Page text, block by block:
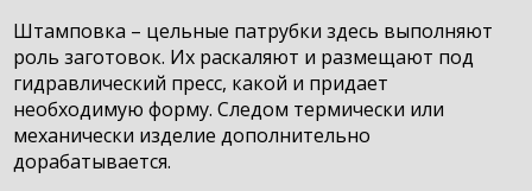
Штамповка – цельные патрубки здесь выполняют
роль заготовок. Их раскаляют и размещают под
гидравлический пресс, какой и придает
необходимую форму. Следом термически или
механически изделие дополнительно
дорабатывается.